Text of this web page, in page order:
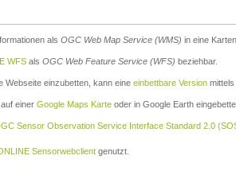
als OGC Web Map Service (WMS) in eine
WFS als OGC Web Feature Service (WFS) beziehbar.
Webseite einzubetten, kann eine einbettbare Version mittels
einer Google Maps Karte oder in Google Earth
Sensor Observation Service Interface Standard 2.0
Sensorwebclient genutzt.